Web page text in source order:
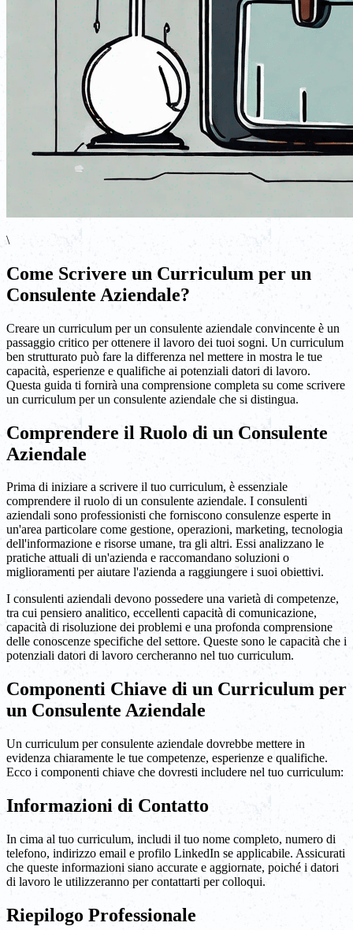
\
Come Scrivere un Curriculum per un
Consulente Aziendale?
Creare un curriculum per un consulente aziendale convincente è un
passaggio critico per ottenere il lavoro dei tuoi sogni. Un curriculum
ben strutturato può fare la differenza nel mettere in mostra le tue
capacità, esperienze e qualifiche ai potenziali datori di lavoro.
Questa guida ti fornirà una comprensione completa su come scrivere
un curriculum per un consulente aziendale che si distingua.
Comprendere il Ruolo di un Consulente
Aziendale
Prima di iniziare a scrivere il tuo curriculum, è essenziale
comprendere il ruolo di un consulente aziendale. I consulenti
aziendali sono professionisti che forniscono consulenze esperte in
un'area particolare come gestione, operazioni, marketing, tecnologia
dell'informazione e risorse umane, tra gli altri. Essi analizzano le
pratiche attuali di un'azienda e raccomandano soluzioni o
miglioramenti per aiutare l'azienda a raggiungere i suoi obiettivi.
I consulenti aziendali devono possedere una varietà di competenze,
tra cui pensiero analitico, eccellenti capacità di comunicazione,
capacità di risoluzione dei problemi e una profonda comprensione
delle conoscenze specifiche del settore. Queste sono le capacità che i
potenziali datori di lavoro cercheranno nel tuo curriculum.
Componenti Chiave di un Curriculum per
un Consulente Aziendale
Un curriculum per consulente aziendale dovrebbe mettere in
evidenza chiaramente le tue competenze, esperienze e qualifiche.
Ecco i componenti chiave che dovresti includere nel tuo curriculum:
Informazioni di Contatto
In cima al tuo curriculum, includi il tuo nome completo, numero di
telefono, indirizzo email e profilo LinkedIn se applicabile. Assicurati
che queste informazioni siano accurate e aggiornate, poiché i datori
di lavoro le utilizzeranno per contattarti per colloqui.
Riepilogo Professionale